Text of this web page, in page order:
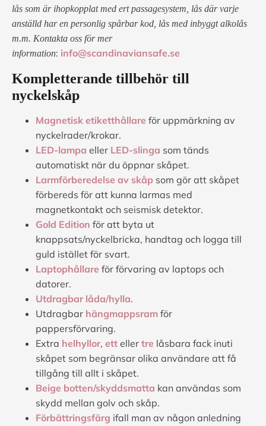
lås som är ihopkopplat med ert passagesystem, lås där varje
anställd har en personlig spårbar kod, lås med inbyggt alkolås
m.m. Kontakta oss för mer
information: info@scandinaviansafe.se
Kompletterande tillbehör till
nyckelskåp
Magnetisk etiketthållare för uppmärkning av
nyckelrader/krokar.
LED-lampa eller LED-slinga som tänds
automatiskt när du öppnar skåpet.
Larmförberedelse av skåp som gör att skåpet
förbereds för att kunna larmas med
magnetkontakt och seismisk detektor.
Gold Edition för att byta ut
knappsats/nyckelbricka, handtag och logga till
guld istället för svart.
Laptophållare för förvaring av laptops och
datorer.
Utdragbar låda/hylla.
Utdragbar hängmappsram för
pappersförvaring.
Extra helhyllor, ett eller tre låsbara fack inuti
skåpet som begränsar olika användare att få
tillgång till allt i skåpet.
Beige botten/skyddsmatta kan användas som
skydd mellan golv och skåp.
Förbättringsfärg ifall man av någon anledning